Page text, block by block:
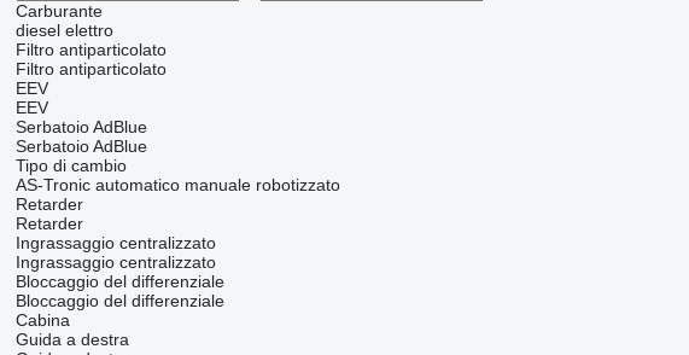
Carburante
diesel elettro
Filtro antiparticolato
Filtro antiparticolato
EEV
EEV
Serbatoio AdBlue
Serbatoio AdBlue
Tipo di cambio
AS-Tronic automatico manuale robotizzato
Retarder
Retarder
Ingrassaggio centralizzato
Ingrassaggio centralizzato
Bloccaggio del differenziale
Bloccaggio del differenziale
Cabina
Guida a destra